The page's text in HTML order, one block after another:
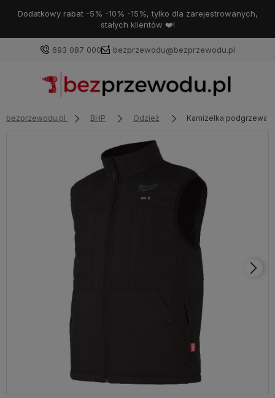
Dodatkowy rabat -5% -10% -15%, tylko dla zarejestrowanych,
stałych klientów ❤️!
693 087 000 bezprzewodu@bezprzewodu.pl
bezprzewodu.pl BHP Odzież Kamizelka